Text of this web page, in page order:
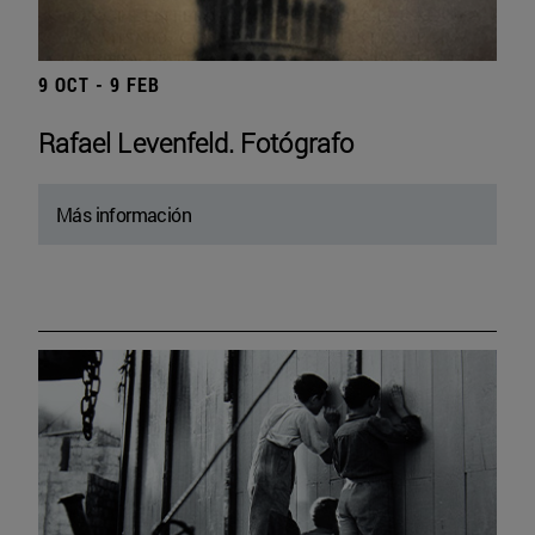
9 OCT - 9 FEB
Rafael Levenfeld. Fotógrafo
Más información